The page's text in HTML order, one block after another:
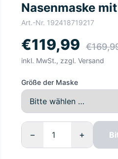
Nasenmaske
Art.-Nr. 192418719217
€119,99
inkl. MwSt., zzgl. Versand
Größe der Maske
− +